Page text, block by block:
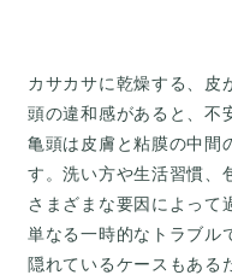
カサカサに乾燥する、皮
頭の違和感があると、不
亀頭は皮膚と粘膜の中間
す。洗い方や生活習慣、
さまざまな要因によって
単なる一時的なトラブル
隠れているケースもある